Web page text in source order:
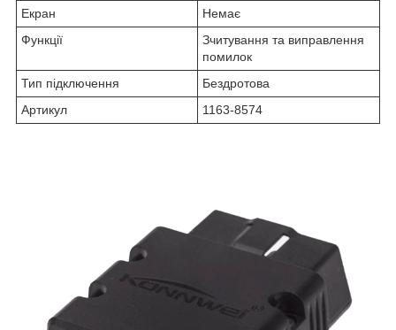
Екран
Немає
Функції
Зчитування та виправлення
помилок
Тип підключення
Бездротова
Артикул
1163-8574